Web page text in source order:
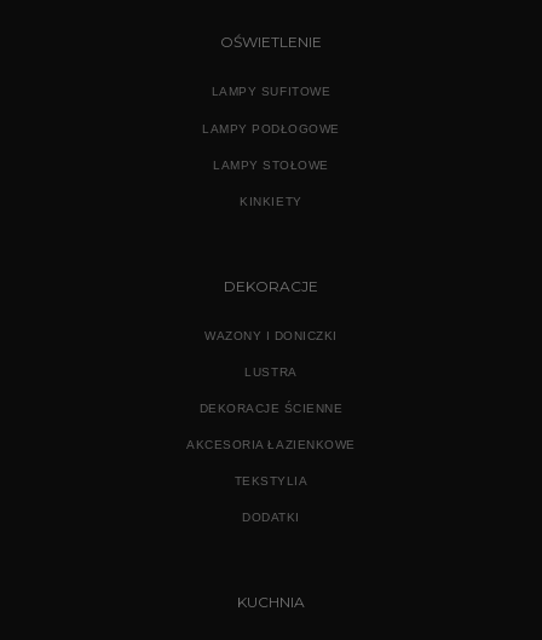
OŚWIETLENIE
LAMPY SUFITOWE
LAMPY PODŁOGOWE
LAMPY STOŁOWE
KINKIETY
DEKORACJE
WAZONY I DONICZKI
LUSTRA
DEKORACJE ŚCIENNE
AKCESORIA ŁAZIENKOWE
TEKSTYLIA
DODATKI
KUCHNIA